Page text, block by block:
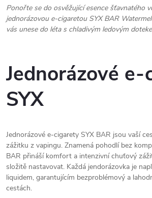
Ponořte se do osvěžující esence šťavnatého
jednorázovou e-cigaretou SYX BAR
vás unese do léta s chladivým ledovým
Jednorázové
SYX
Jednorázové e-cigarety SYX BAR jsou vaší
zážitku z vapingu. Znamená pohodlí bez
BAR přináší komfort a intenzivní chuťový
složitě nastavovat. Každá jendorázovka je
liquidem, garantujícím bezproblémový a
cestách.